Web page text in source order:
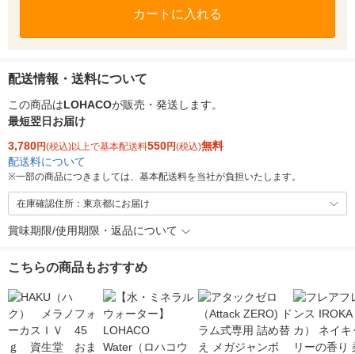
カートに入れる
配送情報・送料について
この商品はLOHACOが販売・発送します。
最短翌日お届け
3,780円(税込)以上で基本配送料550円(税込)無料
配送料について
※一部の商品につきましては、基本配送料を当社が負担いたします。
在庫確認住所：東京都にお届け
賞味期限/使用期限・返品について
こちらの商品もおすすめ